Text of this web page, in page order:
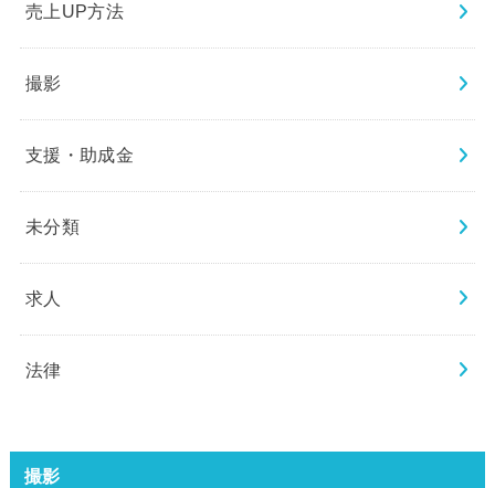
売上UP方法
撮影
支援・助成金
未分類
求人
法律
撮影